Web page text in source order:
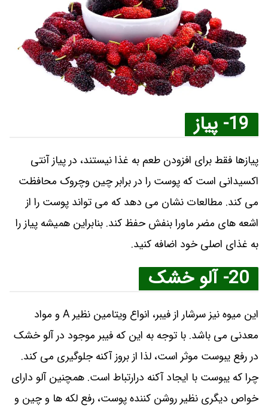
19- پیاز
پیازها فقط برای افزودن طعم به غذا نیستند، در پیاز آنتی
اکسیدانی است که پوست را در برابر چین وچروک محافظت
می‌ کند. مطالعات نشان می ‌دهد که می تواند پوست را از
اشعه ‌های مضر ماورا بنفش حفظ کند. بنابراین همیشه پیاز را
به غذای اصلی خود اضافه کنید.
20- آلو خشک
این میوه نیز سرشار از فیبر، انواع ویتامین نظیر A و مواد
معدنی می باشد. با توجه به این که فیبر موجود در آلو خشک
در رفع یبوست موثر است، لذا از بروز آکنه جلوگیری می کند.
چرا که یبوست با ایجاد آکنه درارتباط است. همچنین آلو دارای
خواص دیگری نظیر روشن کننده پوست، رفع لکه ها و چین و